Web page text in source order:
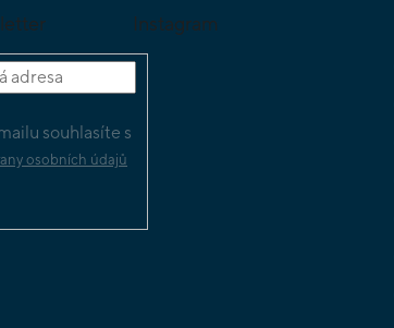
souhlasíte s
osobních údajů
Instagram